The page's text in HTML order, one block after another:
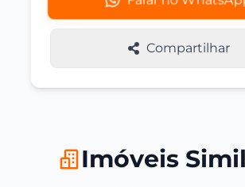
Compartilhar
Imóveis